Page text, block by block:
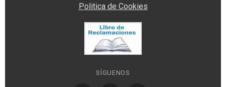
Politica de Cookies
SÍGUENOS